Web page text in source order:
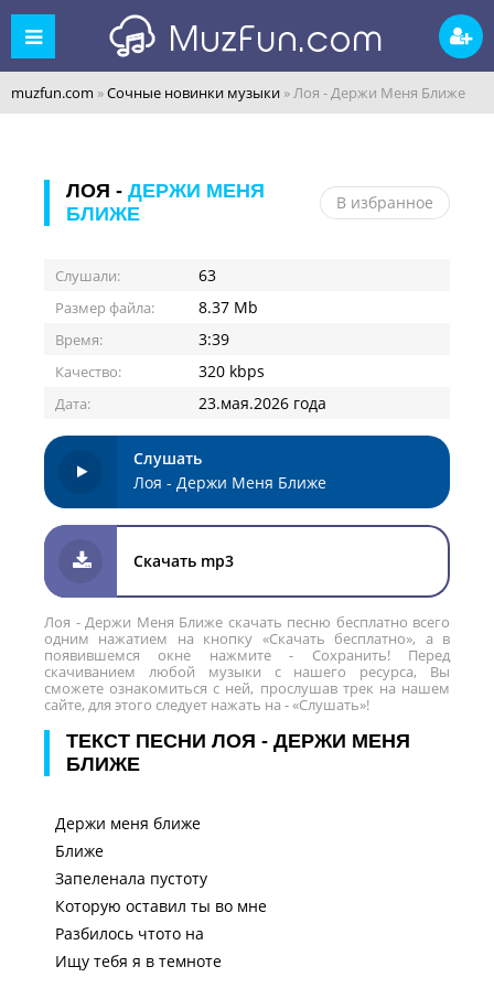
muzfun.com »Сочные новинки музыки » Лоя - Держи Меня Ближе
ЛОЯ - ДЕРЖИ МЕНЯ
БЛИЖЕ
В избранное
Слушали: 63
Размер файла: 8.37 Mb
Время: 3:39
Качество: 320 kbps
Дата: 23.мая.2026 года
Слушать
Лоя - Держи Меня Ближе
Скачать mp3
Лоя - Держи Меня Ближе скачать песню бесплатно всего
одним нажатием на кнопку «Скачать бесплатно», а в
появившемся окне нажмите - Сохранить! Перед
скачиванием любой музыки с нашего ресурса, Вы
сможете ознакомиться с ней, прослушав трек на нашем
сайте, для этого следует нажать на - «Слушать»!
ТЕКСТ ПЕСНИ ЛОЯ - ДЕРЖИ МЕНЯ
БЛИЖЕ
Держи меня ближе
Ближе
Запеленала пустоту
Которую оставил ты во мне
Разбилось чтото на
Ищу тебя я в темноте